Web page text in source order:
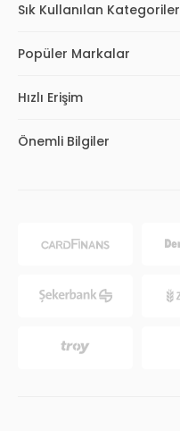
Sık Kullanılan Kategoriler
Popüler Markalar
Hızlı Erişim
Önemli Bilgiler